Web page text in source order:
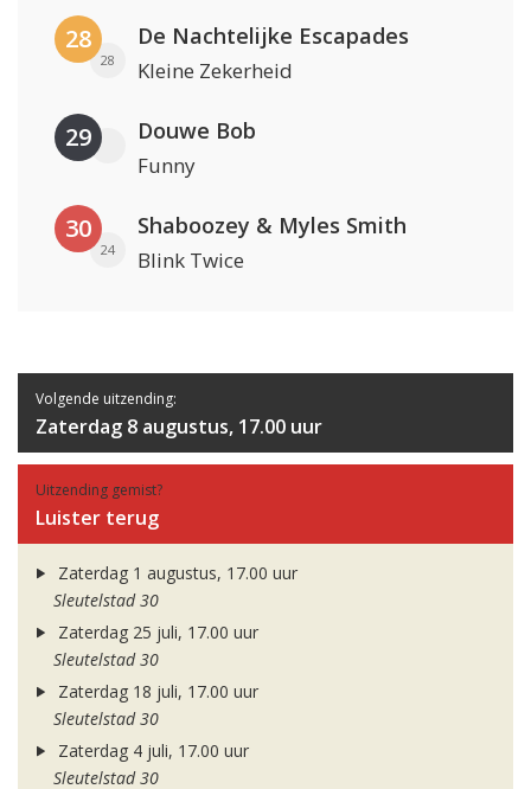
28
28
De Nachtelijke Escapades
Kleine Zekerheid
29 Douwe Bob
Funny
30
24
Shaboozey & Myles Smith
Blink Twice
Volgende uitzending:
Zaterdag 8 augustus, 17.00 uur
Uitzending gemist?
Luister terug
Zaterdag 1 augustus, 17.00 uur
Sleutelstad 30
Zaterdag 25 juli, 17.00 uur
Sleutelstad 30
Zaterdag 18 juli, 17.00 uur
Sleutelstad 30
Zaterdag 4 juli, 17.00 uur
Sleutelstad 30